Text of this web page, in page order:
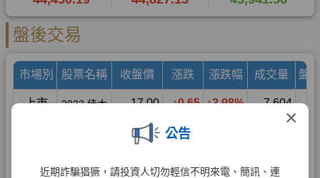
×
公告
近期詐騙猖獗，請投資人切勿輕信不明來電、簡訊、連